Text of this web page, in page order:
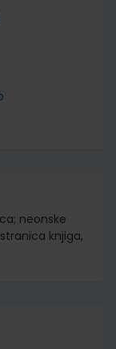
neonske
knjiga,